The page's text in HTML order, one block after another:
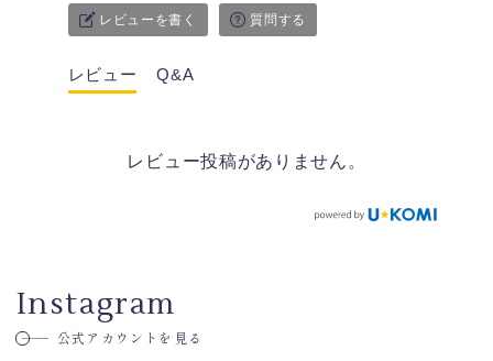
レビューを書く 質問する
レビュー Q&A
レビュー投稿がありません。
Instagram
公式アカウントを見る